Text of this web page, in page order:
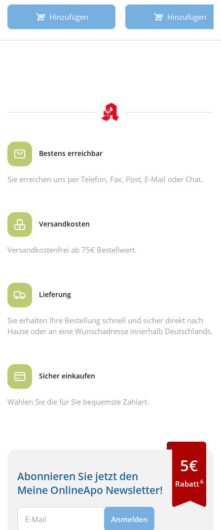
Hinzufügen Hinzufügen
Bestens erreichbar
Sie erreichen uns per Telefon, Fax, Post, E-Mail oder Chat.
Versandkosten
Versandkostenfrei ab 75€ Bestellwert.
Lieferung
Sie erhalten Ihre Bestellung schnell und sicher direkt nach
Hause oder an eine Wunschadresse innerhalb Deutschlands.
Sicher einkaufen
Wählen Sie die für Sie bequemste Zahlart.
Abonnieren Sie jetzt den
Meine OnlineApo Newsletter!
Ihre E-Mail Adresse:
Anmelden
5€
Rabatt6